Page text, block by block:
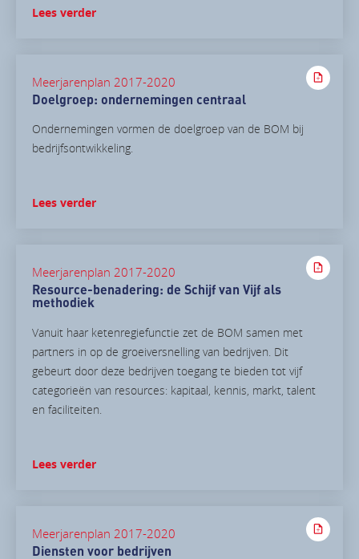
Lees verder
Meerjarenplan 2017-2020
Doelgroep: ondernemingen centraal
Ondernemingen vormen de doelgroep van de BOM bij
bedrijfsontwikkeling.
Lees verder
Meerjarenplan 2017-2020
Resource-benadering: de Schijf van Vijf als
methodiek
Vanuit haar ketenregiefunctie zet de BOM samen met
partners in op de groeiversnelling van bedrijven. Dit
gebeurt door deze bedrijven toegang te bieden tot vijf
categorieën van resources: kapitaal, kennis, markt, talent
en faciliteiten.
Lees verder
Meerjarenplan 2017-2020
Diensten voor bedrijven